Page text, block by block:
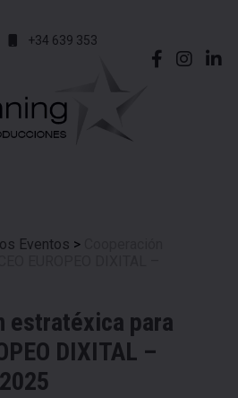
+34 639 353
Eventos >
estratéxica para
DIXITAL –